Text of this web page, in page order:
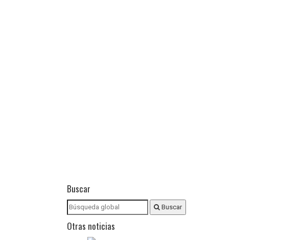
Buscar
Buscar
Otras noticias